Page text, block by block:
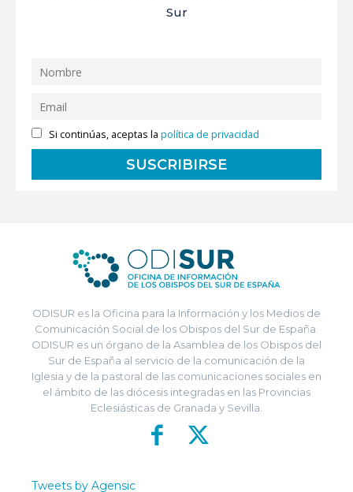
Sur
Si continúas, aceptas lapolítica de privacidad
ODISUR es la Oficina para la Información y los Medios de
Comunicación Social de los Obispos del Sur de España.
ODISUR es un órgano de la Asamblea de los Obispos del
Sur de España al servicio de la comunicación de la
Iglesia y de la pastoral de las comunicaciones sociales en
el ámbito de las diócesis integradas en las Provincias
Eclesiásticas de Granada y Sevilla.
Tweets by Agensic